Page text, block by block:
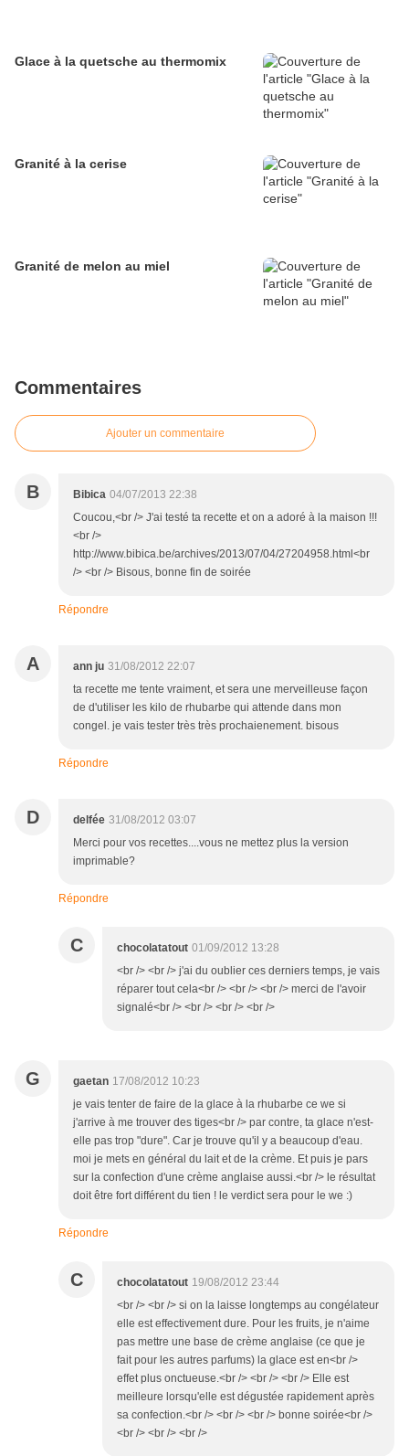
Glace à la quetsche au thermomix
Granité à la cerise
Granité de melon au miel
Commentaires
Ajouter un commentaire
B Bibica 04/07/2013 22:38
Coucou,<br /> J'ai testé ta recette et on a adoré à la maison !!!
<br />
http://www.bibica.be/archives/2013/07/04/27204958.html<br
/> <br /> Bisous, bonne fin de soirée
Répondre
A ann ju 31/08/2012 22:07
ta recette me tente vraiment, et sera une merveilleuse façon
de d'utiliser les kilo de rhubarbe qui attende dans mon
congel. je vais tester très très prochaienement. bisous
Répondre
D delfée 31/08/2012 03:07
Merci pour vos recettes....vous ne mettez plus la version
imprimable?
Répondre
C chocolatatout 01/09/2012 13:28
<br /> <br /> j'ai du oublier ces derniers temps, je vais
réparer tout cela<br /> <br /> <br /> merci de l'avoir
signalé<br /> <br /> <br /> <br />
G gaetan 17/08/2012 10:23
je vais tenter de faire de la glace à la rhubarbe ce we si
j'arrive à me trouver des tiges<br /> par contre, ta glace n'est-
elle pas trop "dure". Car je trouve qu'il y a beaucoup d'eau.
moi je mets en général du lait et de la crème. Et puis je pars
sur la confection d'une crème anglaise aussi.<br /> le résultat
doit être fort différent du tien ! le verdict sera pour le we :)
Répondre
C chocolatatout 19/08/2012 23:44
<br /> <br /> si on la laisse longtemps au congélateur
elle est effectivement dure. Pour les fruits, je n'aime
pas mettre une base de crème anglaise (ce que je
fait pour les autres parfums) la glace est en<br />
effet plus onctueuse.<br /> <br /> <br /> Elle est
meilleure lorsqu'elle est dégustée rapidement après
sa confection.<br /> <br /> <br /> bonne soirée<br />
<br /> <br /> <br />